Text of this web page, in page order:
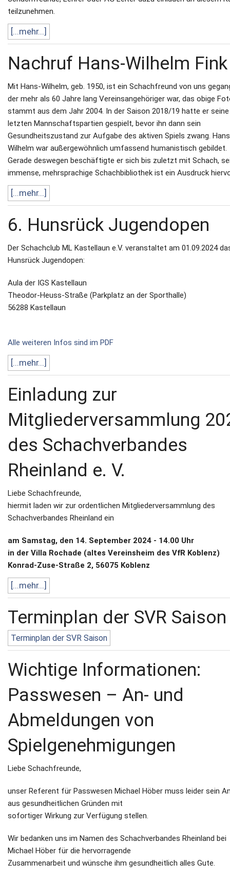
teilzunehmen.
[...mehr...]
Nachruf Hans-Wilhelm Fink
Mit Hans-Wilhelm, geb. 1950, ist ein Schachfreund von uns
der mehr als 60 Jahre lang Vereinsangehöriger war, das obige
stammt aus dem Jahr 2004. In der Saison 2018/19 hatte er seine
letzten Mannschaftspartien gespielt, bevor ihn dann sein
Gesundheitszustand zur Aufgabe des aktiven Spiels zwang.
Wilhelm war außergewöhnlich umfassend humanistisch gebildet.
Gerade deswegen beschäftigte er sich bis zuletzt mit Schach,
immense, mehrsprachige Schachbibliothek ist ein Ausdruck
[...mehr...]
6. Hunsrück Jugendopen
Der Schachclub ML Kastellaun e.V. veranstaltet am 01.09.2024
Hunsrück Jugendopen:
Aula der IGS Kastellaun
Theodor-Heuss-Straße (Parkplatz an der Sporthalle)
56288 Kastellaun
Alle weiteren Infos sind im PDF
[...mehr...]
Einladung zur
Mitgliederversammlung
des Schachverbandes
Rheinland e. V.
Liebe Schachfreunde,
hiermit laden wir zur ordentlichen Mitgliederversammlung des
Schachverbandes Rheinland ein
am Samstag, den 14. September 2024 - 14.00 Uhr
in der Villa Rochade (altes Vereinsheim des VfR Koblenz)
Konrad-Zuse-Straße 2, 56075 Koblenz
[...mehr...]
Terminplan der SVR Saison
Terminplan der SVR Saison
Wichtige Informationen:
Passwesen – An- und
Abmeldungen von
Spielgenehmigungen
Liebe Schachfreunde,
unser Referent für Passwesen Michael Höber muss leider sein
aus gesundheitlichen Gründen mit
sofortiger Wirkung zur Verfügung stellen.
Wir bedanken uns im Namen des Schachverbandes Rheinland bei
Michael Höber für die hervorragende
Zusammenarbeit und wünsche ihm gesundheitlich alles Gute.